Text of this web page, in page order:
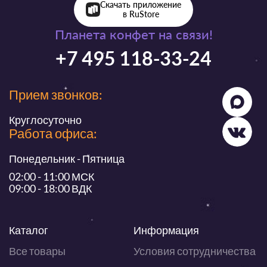
Планета конфет на связи!
+7 495 118-33-24
Прием звонков:
Круглосуточно
Работа офиса:
Понедельник - Пятница
02:00 - 11:00 МСК
09:00 - 18:00 ВДК
Каталог
Все товары
Информация
Условия сотрудничества
Скачать приложение
в RuStore